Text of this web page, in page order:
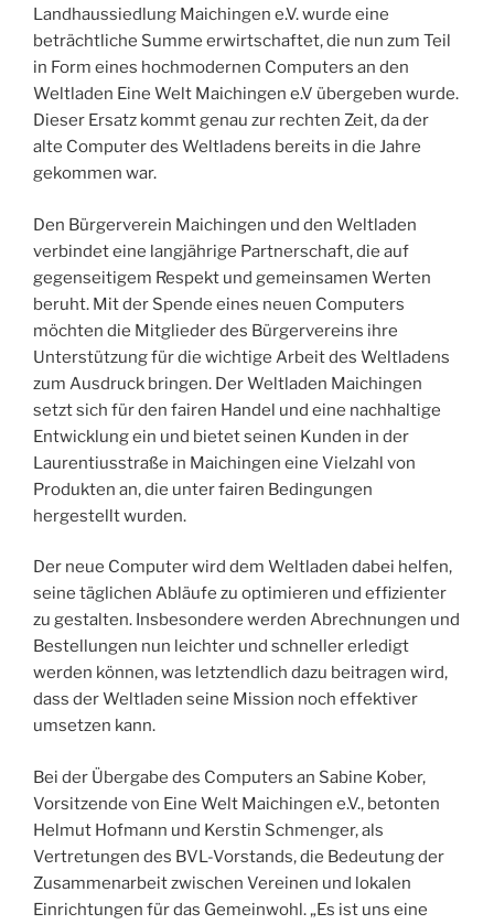
Landhaussiedlung Maichingen e.V. wurde eine
beträchtliche Summe erwirtschaftet, die nun zum Teil
in Form eines hochmodernen Computers an den
Weltladen Eine Welt Maichingen e.V übergeben wurde.
Dieser Ersatz kommt genau zur rechten Zeit, da der
alte Computer des Weltladens bereits in die Jahre
gekommen war.
Den Bürgerverein Maichingen und den Weltladen
verbindet eine langjährige Partnerschaft, die auf
gegenseitigem Respekt und gemeinsamen Werten
beruht. Mit der Spende eines neuen Computers
möchten die Mitglieder des Bürgervereins ihre
Unterstützung für die wichtige Arbeit des Weltladens
zum Ausdruck bringen. Der Weltladen Maichingen
setzt sich für den fairen Handel und eine nachhaltige
Entwicklung ein und bietet seinen Kunden in der
Laurentiusstraße in Maichingen eine Vielzahl von
Produkten an, die unter fairen Bedingungen
hergestellt wurden.
Der neue Computer wird dem Weltladen dabei helfen,
seine täglichen Abläufe zu optimieren und effizienter
zu gestalten. Insbesondere werden Abrechnungen und
Bestellungen nun leichter und schneller erledigt
werden können, was letztendlich dazu beitragen wird,
dass der Weltladen seine Mission noch effektiver
umsetzen kann.
Bei der Übergabe des Computers an Sabine Kober,
Vorsitzende von Eine Welt Maichingen e.V., betonten
Helmut Hofmann und Kerstin Schmenger, als
Vertretungen des BVL-Vorstands, die Bedeutung der
Zusammenarbeit zwischen Vereinen und lokalen
Einrichtungen für das Gemeinwohl. „Es ist uns eine